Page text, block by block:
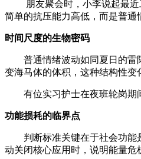
朋友聚会时，小李说起最近工
简单的抗压能力高低，而是普通
时间尺度的生物密码
普通情绪波动如同夏日的雷阵
变海马体的体积，这种结构性变
有位实习护士在夜班轮岗期间
功能损耗的临界点
判断标准关键在于社会功能是
动关闭核心应用时，说明能量危